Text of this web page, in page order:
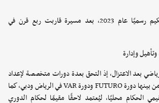
واعتزل عثمان التحكيم رسميًا عام 2023، بعد مسيرة قاربت ربع قرن في
وإدارة
بعد الاعتزال، إذ التحق بعدة دورات متخصصة لإعداد
محاضري قانون اللعبة، من بينها دورة FUTURO ودورة VAR في الرياض ودبي، كما
الحكام محليًا، ليُعتمد لاحقًا مقيمًا لحكام الدوري